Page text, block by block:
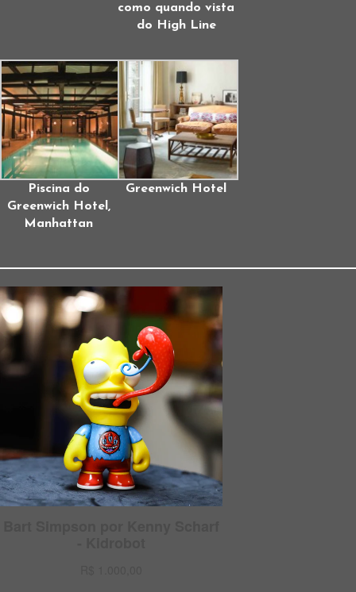
como quando vista
do High Line
Piscina do
Greenwich Hotel,
Manhattan
Greenwich Hotel